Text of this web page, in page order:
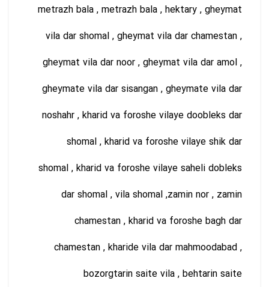
metrazh bala , metrazh bala , hektary , gheymat
vila dar shomal , gheymat vila dar chamestan ,
gheymat vila dar noor , gheymat vila dar amol ,
gheymate vila dar sisangan , gheymate vila dar
noshahr , kharid va foroshe vilaye doobleks dar
shomal , kharid va foroshe vilaye shik dar
shomal , kharid va foroshe vilaye saheli dobleks
dar shomal , vila shomal ,zamin nor , zamin
chamestan , kharid va foroshe bagh dar
chamestan , kharide vila dar mahmoodabad ,
bozorgtarin saite vila , behtarin saite